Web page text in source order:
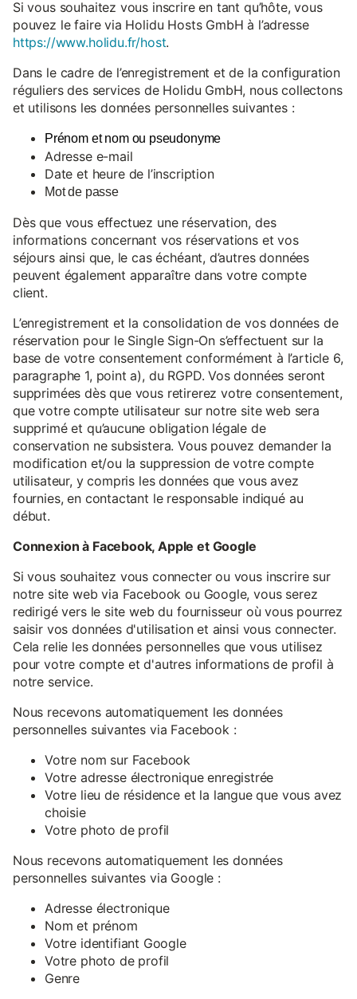
Si vous souhaitez vous inscrire en tant qu’hôte, vous
pouvez le faire via Holidu Hosts GmbH à l’adresse
https://www.holidu.fr/host.
Dans le cadre de l’enregistrement et de la configuration
réguliers des services de Holidu GmbH, nous collectons
et utilisons les données personnelles suivantes :
Prénom et nom ou pseudonyme
Adresse e-mail
Date et heure de l’inscription
Mot de passe
Dès que vous effectuez une réservation, des
informations concernant vos réservations et vos
séjours ainsi que, le cas échéant, d’autres données
peuvent également apparaître dans votre compte
client.
L’enregistrement et la consolidation de vos données de
réservation pour le Single Sign-On s’effectuent sur la
base de votre consentement conformément à l’article 6,
paragraphe 1, point a), du RGPD. Vos données seront
supprimées dès que vous retirerez votre consentement,
que votre compte utilisateur sur notre site web sera
supprimé et qu’aucune obligation légale de
conservation ne subsistera. Vous pouvez demander la
modification et/ou la suppression de votre compte
utilisateur, y compris les données que vous avez
fournies, en contactant le responsable indiqué au
début.
Connexion à Facebook, Apple et Google
Si vous souhaitez vous connecter ou vous inscrire sur
notre site web via Facebook ou Google, vous serez
redirigé vers le site web du fournisseur où vous pourrez
saisir vos données d'utilisation et ainsi vous connecter.
Cela relie les données personnelles que vous utilisez
pour votre compte et d'autres informations de profil à
notre service.
Nous recevons automatiquement les données
personnelles suivantes via Facebook :
Votre nom sur Facebook
Votre adresse électronique enregistrée
Votre lieu de résidence et la langue que vous avez
choisie
Votre photo de profil
Nous recevons automatiquement les données
personnelles suivantes via Google :
Adresse électronique
Nom et prénom
Votre identifiant Google
Votre photo de profil
Genre